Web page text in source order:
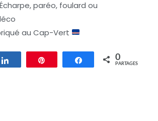
paréo, foulard ou
au Cap-Vert
Partagez Partagez 0
PARTAGES